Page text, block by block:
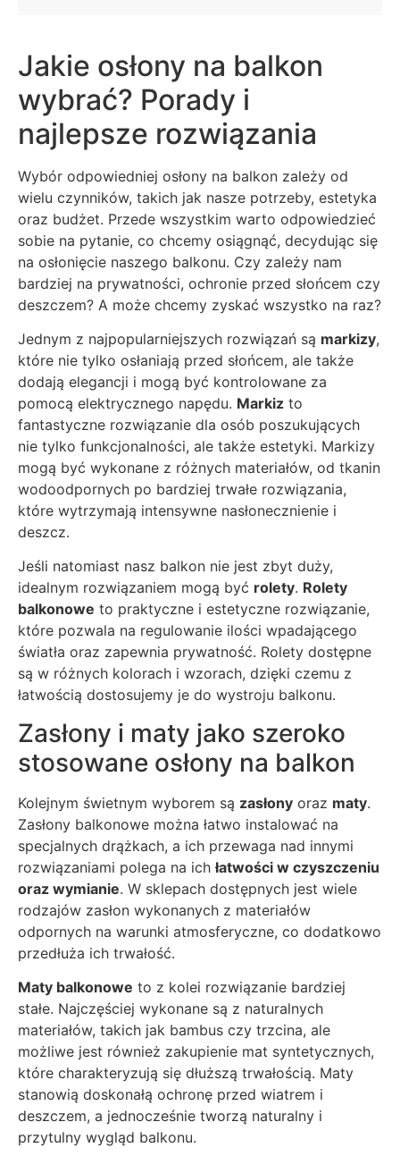
Jakie osłony na balkon
wybrać? Porady i
najlepsze rozwiązania
Wybór odpowiedniej osłony na balkon zależy od
wielu czynników, takich jak nasze potrzeby, estetyka
oraz budżet. Przede wszystkim warto odpowiedzieć
sobie na pytanie, co chcemy osiągnąć, decydując się
na osłonięcie naszego balkonu. Czy zależy nam
bardziej na prywatności, ochronie przed słońcem czy
deszczem? A może chcemy zyskać wszystko na raz?
Jednym z najpopularniejszych rozwiązań są markizy,
które nie tylko osłaniają przed słońcem, ale także
dodają elegancji i mogą być kontrolowane za
pomocą elektrycznego napędu. Markiz to
fantastyczne rozwiązanie dla osób poszukujących
nie tylko funkcjonalności, ale także estetyki. Markizy
mogą być wykonane z różnych materiałów, od tkanin
wodoodpornych po bardziej trwałe rozwiązania,
które wytrzymają intensywne nasłonecznienie i
deszcz.
Jeśli natomiast nasz balkon nie jest zbyt duży,
idealnym rozwiązaniem mogą być rolety. Rolety
balkonowe to praktyczne i estetyczne rozwiązanie,
które pozwala na regulowanie ilości wpadającego
światła oraz zapewnia prywatność. Rolety dostępne
są w różnych kolorach i wzorach, dzięki czemu z
łatwością dostosujemy je do wystroju balkonu.
Zasłony i maty jako szeroko
stosowane osłony na balkon
Kolejnym świetnym wyborem są zasłony oraz maty.
Zasłony balkonowe można łatwo instalować na
specjalnych drążkach, a ich przewaga nad innymi
rozwiązaniami polega na ichłatwości w czyszczeniu
oraz wymianie. W sklepach dostępnych jest wiele
rodzajów zasłon wykonanych z materiałów
odpornych na warunki atmosferyczne, co dodatkowo
przedłuża ich trwałość.
Maty balkonowe to z kolei rozwiązanie bardziej
stałe. Najczęściej wykonane są z naturalnych
materiałów, takich jak bambus czy trzcina, ale
możliwe jest również zakupienie mat syntetycznych,
które charakteryzują się dłuższą trwałością. Maty
stanowią doskonałą ochronę przed wiatrem i
deszczem, a jednocześnie tworzą naturalny i
przytulny wygląd balkonu.